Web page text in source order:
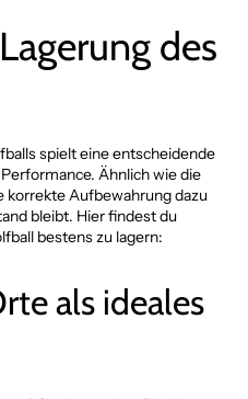
des
spielt eine entscheidende
Ähnlich wie die
korrekte Aufbewahrung dazu
bleibt. Hier findest du
bestens zu lagern:
als ideales